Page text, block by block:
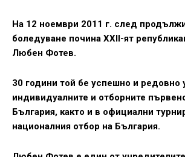
На 12 ноември 2011 г. след
боледуване почина ХХІІ-ят
Любен Фотев.
30 години той бе успешно и редовно
индивидуалните и отборните
България, както и в официални
националния отбор на България.